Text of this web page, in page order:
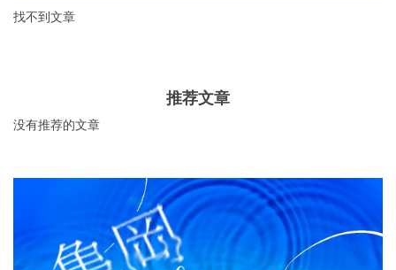
TOP
特色主题
简体中文
找不到文章
推荐文章
没有推荐的文章